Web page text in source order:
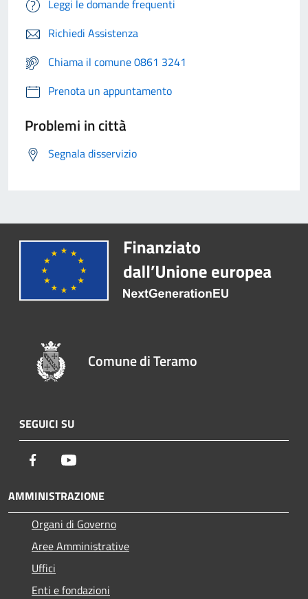
Leggi le domande frequenti
Richiedi Assistenza
Chiama il comune 0861 3241
Prenota un appuntamento
Problemi in città
Segnala disservizio
Comune di Teramo
SEGUICI SU
Facebook
AMMINISTRAZIONE
Organi di Governo
Aree Amministrative
Uffici
Enti e fondazioni